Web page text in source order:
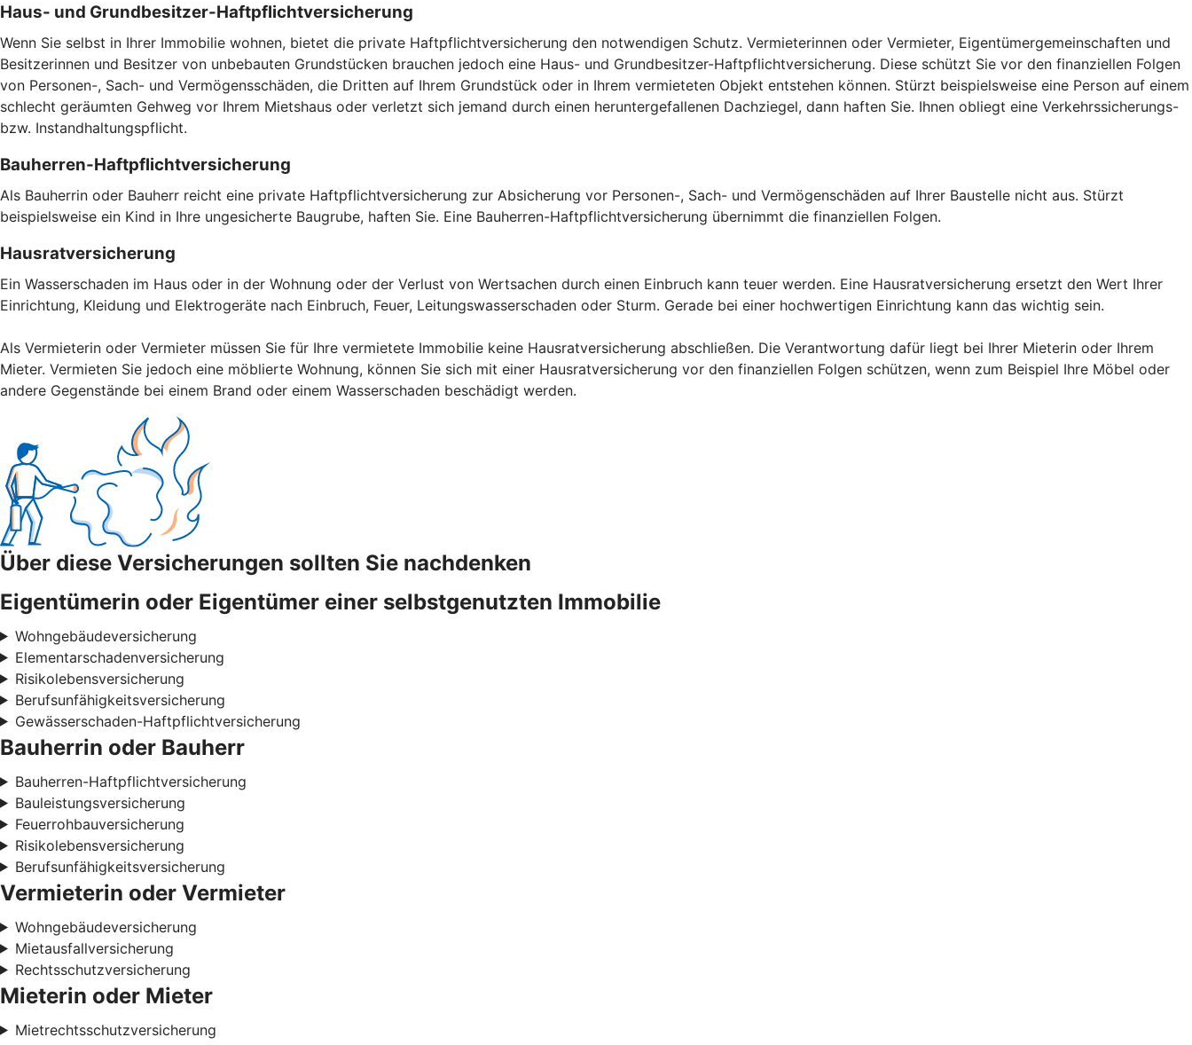
Haus- und Grundbesitzer-Haftpflichtversicherung
Wenn Sie selbst in Ihrer Immobilie wohnen, bietet die private Haftpflichtversicherung den notwendigen Schutz. Vermieterinnen oder Vermieter, Eigentümergemeinschaften und
Besitzerinnen und Besitzer von unbebauten Grundstücken brauchen jedoch eine Haus- und Grundbesitzer-Haftpflichtversicherung. Diese schützt Sie vor den finanziellen Folgen
von Personen-, Sach- und Vermögensschäden, die Dritten auf Ihrem Grundstück oder in Ihrem vermieteten Objekt entstehen können. Stürzt beispielsweise eine Person auf einem
schlecht geräumten Gehweg vor Ihrem Mietshaus oder verletzt sich jemand durch einen heruntergefallenen Dachziegel, dann haften Sie. Ihnen obliegt eine Verkehrssicherungs-
bzw. Instandhaltungspflicht.
Bauherren-Haftpflichtversicherung
Als Bauherrin oder Bauherr reicht eine private Haftpflichtversicherung zur Absicherung vor Personen-, Sach- und Vermögenschäden auf Ihrer Baustelle nicht aus. Stürzt
beispielsweise ein Kind in Ihre ungesicherte Baugrube, haften Sie. Eine Bauherren-Haftpflichtversicherung übernimmt die finanziellen Folgen.
Hausratversicherung
Ein Wasserschaden im Haus oder in der Wohnung oder der Verlust von Wertsachen durch einen Einbruch kann teuer werden. Eine Hausratversicherung ersetzt den Wert Ihrer
Einrichtung, Kleidung und Elektrogeräte nach Einbruch, Feuer, Leitungswasserschaden oder Sturm. Gerade bei einer hochwertigen Einrichtung kann das wichtig sein.
Als Vermieterin oder Vermieter müssen Sie für Ihre vermietete Immobilie keine Hausratversicherung abschließen. Die Verantwortung dafür liegt bei Ihrer Mieterin oder Ihrem
Mieter. Vermieten Sie jedoch eine möblierte Wohnung, können Sie sich mit einer Hausratversicherung vor den finanziellen Folgen schützen, wenn zum Beispiel Ihre Möbel oder
andere Gegenstände bei einem Brand oder einem Wasserschaden beschädigt werden.
Über diese Versicherungen sollten Sie nachdenken
Eigentümerin oder Eigentümer einer selbstgenutzten Immobilie
Wohngebäudeversicherung
Elementarschadenversicherung
Risikolebensversicherung
Berufsunfähigkeitsversicherung
Gewässerschaden-Haftpflichtversicherung
Bauherrin oder Bauherr
Bauherren-Haftpflichtversicherung
Bauleistungsversicherung
Feuerrohbauversicherung
Risikolebensversicherung
Berufsunfähigkeitsversicherung
Vermieterin oder Vermieter
Wohngebäudeversicherung
Mietausfallversicherung
Rechtsschutzversicherung
Mieterin oder Mieter
Mietrechtsschutzversicherung